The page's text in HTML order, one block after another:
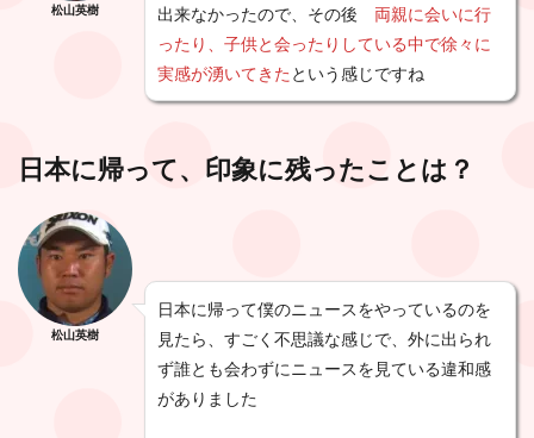
松山英樹
出来なかったので、その後 両親に会いに行
ったり、子供と会ったりしている中で徐々に
実感が湧いてきた という感じですね
日本に帰って、印象に残ったことは？
松山英樹
日本に帰って僕のニュースをやっているのを
見たら、すごく不思議な感じで、外に出られ
ず誰とも会わずにニュースを見ている違和感
がありました